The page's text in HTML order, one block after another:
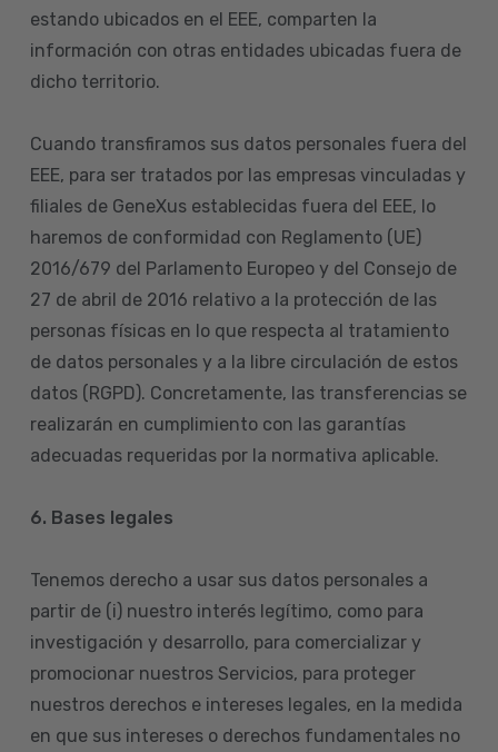
estando ubicados en el EEE, comparten la
información con otras entidades ubicadas fuera de
dicho territorio.
Cuando transfiramos sus datos personales fuera del
EEE, para ser tratados por las empresas vinculadas y
filiales de GeneXus establecidas fuera del EEE, lo
haremos de conformidad con Reglamento (UE)
2016/679 del Parlamento Europeo y del Consejo de
27 de abril de 2016 relativo a la protección de las
personas físicas en lo que respecta al tratamiento
de datos personales y a la libre circulación de estos
datos (RGPD). Concretamente, las transferencias se
realizarán en cumplimiento con las garantías
adecuadas requeridas por la normativa aplicable.
6. Bases legales
Tenemos derecho a usar sus datos personales a
partir de (i) nuestro interés legítimo, como para
investigación y desarrollo, para comercializar y
promocionar nuestros Servicios, para proteger
nuestros derechos e intereses legales, en la medida
en que sus intereses o derechos fundamentales no